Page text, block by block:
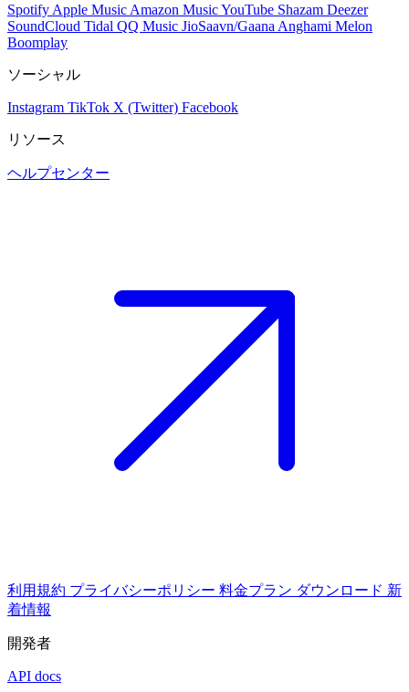
Spotify Apple Music Amazon MusicYouTube Shazam Deezer
SoundCloud Tidal QQ Music JioSaavn/Gaana Anghami Melon
Boomplay
ソーシャル
Instagram TikTok X (Twitter) Facebook
リソース
ヘルプセンター
利用規約 プライバシーポリシー 料金プラン ダウンロード 新
着情報
開発者
API docs